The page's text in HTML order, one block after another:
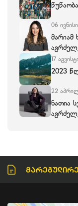
06
მარიამ
17
2023
22
ნათია